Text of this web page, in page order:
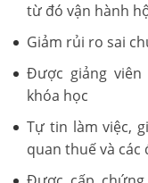
từ đó vận hành
Giảm rủi ro sai
Được giảng
khóa học
Tự tin làm việc,
quan thuế và các